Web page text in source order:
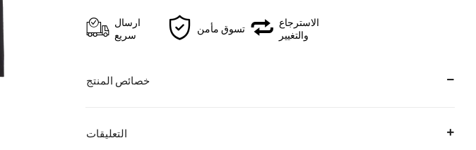
ارسال
سريع
تسوق مأمن
الاسترجاع
والتغيير
خصائص المنتج
التعليقات